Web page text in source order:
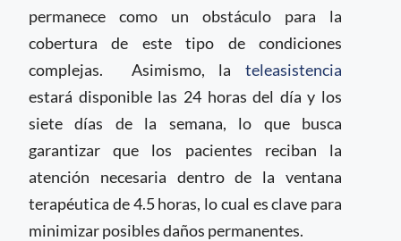
permanece como un obstáculo para la
cobertura de este tipo de condiciones
complejas. Asimismo, la teleasistencia
estará disponible las 24 horas del día y los
siete días de la semana, lo que busca
garantizar que los pacientes reciban la
atención necesaria dentro de la ventana
terapéutica de 4.5 horas, lo cual es clave para
minimizar posibles daños permanentes.